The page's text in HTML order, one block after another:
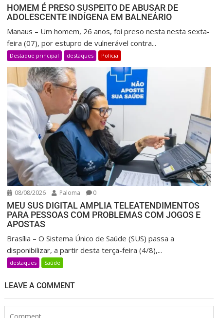
HOMEM É PRESO SUSPEITO DE ABUSAR DE
ADOLESCENTE INDÍGENA EM BALNEÁRIO
Manaus – Um homem, 26 anos, foi preso nesta nesta sexta-
feira (07), por estupro de vulnerável contra...
Destaque principal destaques Polícia
08/08/2026 Paloma 0
MEU SUS DIGITAL AMPLIA TELEATENDIMENTOS
PARA PESSOAS COM PROBLEMAS COM JOGOS E
APOSTAS
Brasília – O Sistema Único de Saúde (SUS) passa a
disponibilizar, a partir desta terça-feira (4/8),...
destaques Saúde
LEAVE A COMMENT